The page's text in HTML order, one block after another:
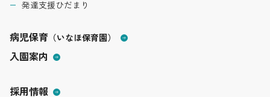
発達支援ひだまり
病児保育 （いなほ保育園）
入園案内
採用情報